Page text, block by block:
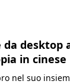
da desktop
in cinese
nel suo